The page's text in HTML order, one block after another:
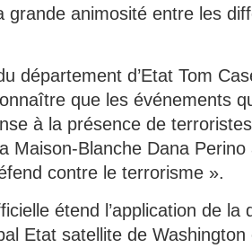
grande animosité entre les
département d’Etat Tom
que les événements
à la présence de
Maison-Blanche Dana
contre le terrorisme ».
étend l’application de la
Etat satellite de